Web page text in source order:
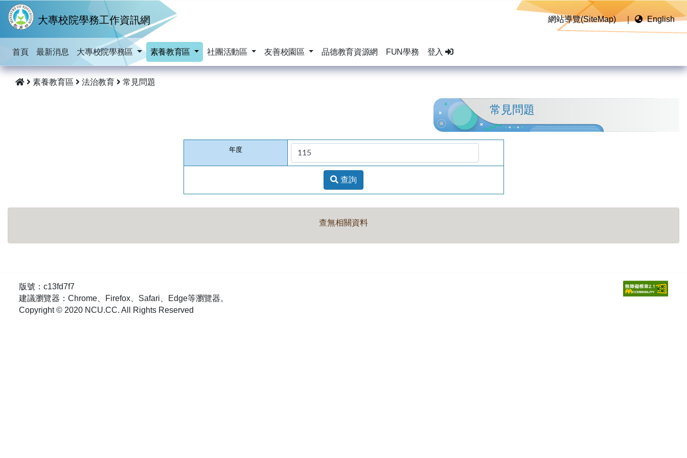
跳到主要內容
大專校院學務工作資訊網 網站導覽(SiteMap) ｜ English
首頁 最新消息 大專校院學務區 素養教育區 社團活動區 友善校園區 品德教育資源網 FUN學務 登入
素養教育區 法治教育 常見問題
常見問題
年度
查詢
查無相關資料
版號：c13fd7f7
建議瀏覽器：Chrome、Firefox、Safari、Edge等瀏覽器。
Copyright © 2020 NCU.CC. All Rights Reserved